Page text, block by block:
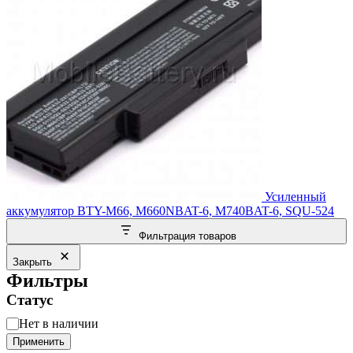
Усиленный
аккумулятор BTY-M66, M660NBAT-6, M740BAT-6, SQU-524
Фильтрация товаров
Закрыть
Фильтры
Статус
Статус
Нет в наличии
Применить